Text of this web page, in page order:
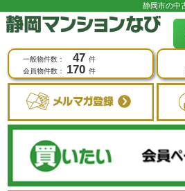
静岡市の中
一般物件数： 47 件
会員物件数：
170 件